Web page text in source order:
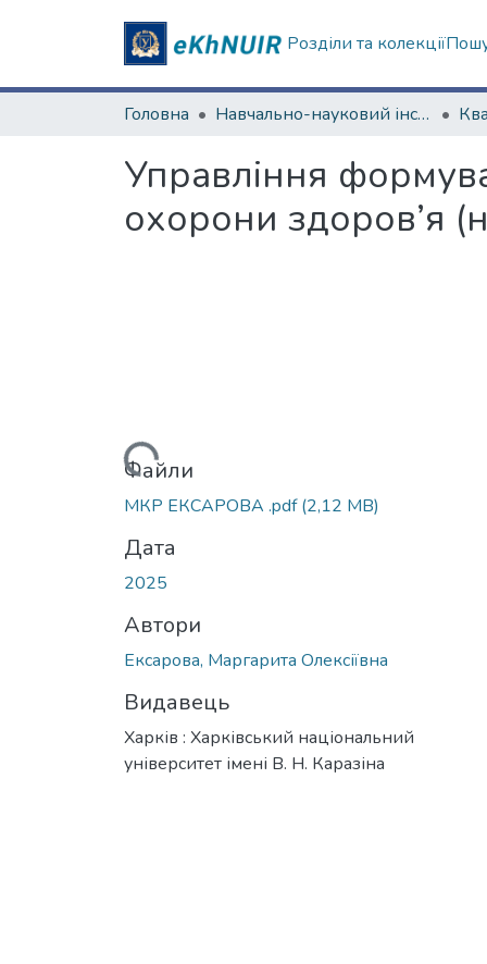
Розділи та колекції
Головна Навчально-науковий інститут «Українська інженерно-педагогічна академія»
Управління
охорони
Вантажиться...Файли
МКР ЕКСАРОВА .pdf(2,12 MB)
Дата
2025
Автори
Ексарова, Маргарита Олексіївна
Видавець
Харків : Харківський національний
університет імені В. Н. Каразіна